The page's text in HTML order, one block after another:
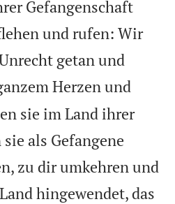
Gefangenschaft
und rufen: Wir
getan und
Herzen und
sie im Land ihrer
als Gefangene
zu dir umkehren und
hingewendet, das